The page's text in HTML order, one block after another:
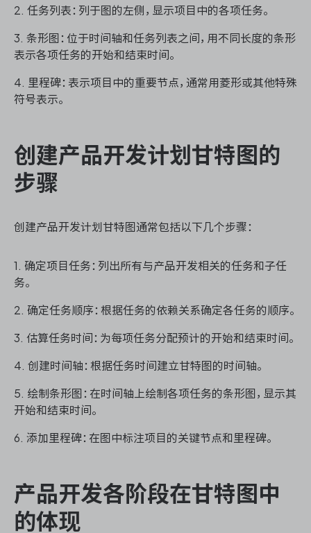
ONES 资讯
2. 任务列表：列于图的左侧，显示项目中的各项任务。
3. 条形图：位于时间轴和任务列表之间，用不同长度的条形
表示各项任务的开始和结束时间。
4. 里程碑：表示项目中的重要节点，通常用菱形或其他特殊
符号表示。
创建产品开发计划甘特图的
步骤
创建产品开发计划甘特图通常包括以下几个步骤：
1. 确定项目任务：列出所有与产品开发相关的任务和子任
务。
2. 确定任务顺序：根据任务的依赖关系确定各任务的顺序。
3. 估算任务时间：为每项任务分配预计的开始和结束时间。
4. 创建时间轴：根据任务时间建立甘特图的时间轴。
5. 绘制条形图：在时间轴上绘制各项任务的条形图，显示其
开始和结束时间。
6. 添加里程碑：在图中标注项目的关键节点和里程碑。
产品开发各阶段在甘特图中
的体现